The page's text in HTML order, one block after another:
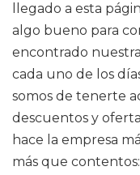
llegado a esta
algo bueno para
encontrado
cada uno de los
somos de tenerte
descuentos y
hace la empresa
más que